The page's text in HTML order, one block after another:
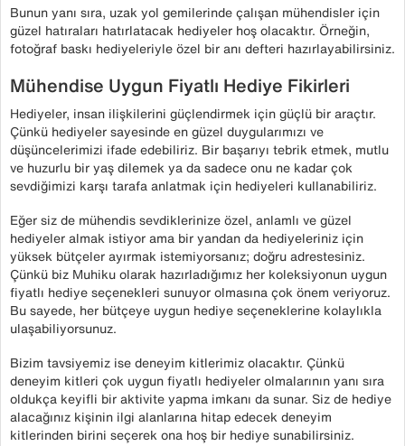
Bunun yanı sıra, uzak yol gemilerinde çalışan mühendisler için
güzel hatıraları hatırlatacak hediyeler hoş olacaktır. Örneğin,
fotoğraf baskı hediyeleriyle özel bir anı defteri hazırlayabilirsiniz.
Mühendise Uygun Fiyatlı Hediye Fikirleri
Hediyeler, insan ilişkilerini güçlendirmek için güçlü bir araçtır.
Çünkü hediyeler sayesinde en güzel duygularımızı ve
düşüncelerimizi ifade edebiliriz. Bir başarıyı tebrik etmek, mutlu
ve huzurlu bir yaş dilemek ya da sadece onu ne kadar çok
sevdiğimizi karşı tarafa anlatmak için hediyeleri kullanabiliriz.
Eğer siz de mühendis sevdiklerinize özel, anlamlı ve güzel
hediyeler almak istiyor ama bir yandan da hediyeleriniz için
yüksek bütçeler ayırmak istemiyorsanız; doğru adrestesiniz.
Çünkü biz Muhiku olarak hazırladığımız her koleksiyonun uygun
fiyatlı hediye seçenekleri sunuyor olmasına çok önem veriyoruz.
Bu sayede, her bütçeye uygun hediye seçeneklerine kolaylıkla
ulaşabiliyorsunuz.
Bizim tavsiyemiz ise deneyim kitlerimiz olacaktır. Çünkü
deneyim kitleri çok uygun fiyatlı hediyeler olmalarının yanı sıra
oldukça keyifli bir aktivite yapma imkanı da sunar. Siz de hediye
alacağınız kişinin ilgi alanlarına hitap edecek deneyim
kitlerinden birini seçerek ona hoş bir hediye sunabilirsiniz.